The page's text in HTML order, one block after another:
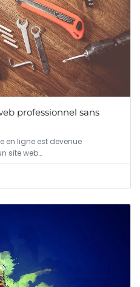
professionnel sans
en ligne est devenue
site web…